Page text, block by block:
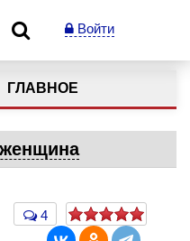
Войти
ГЛАВНОЕ
4